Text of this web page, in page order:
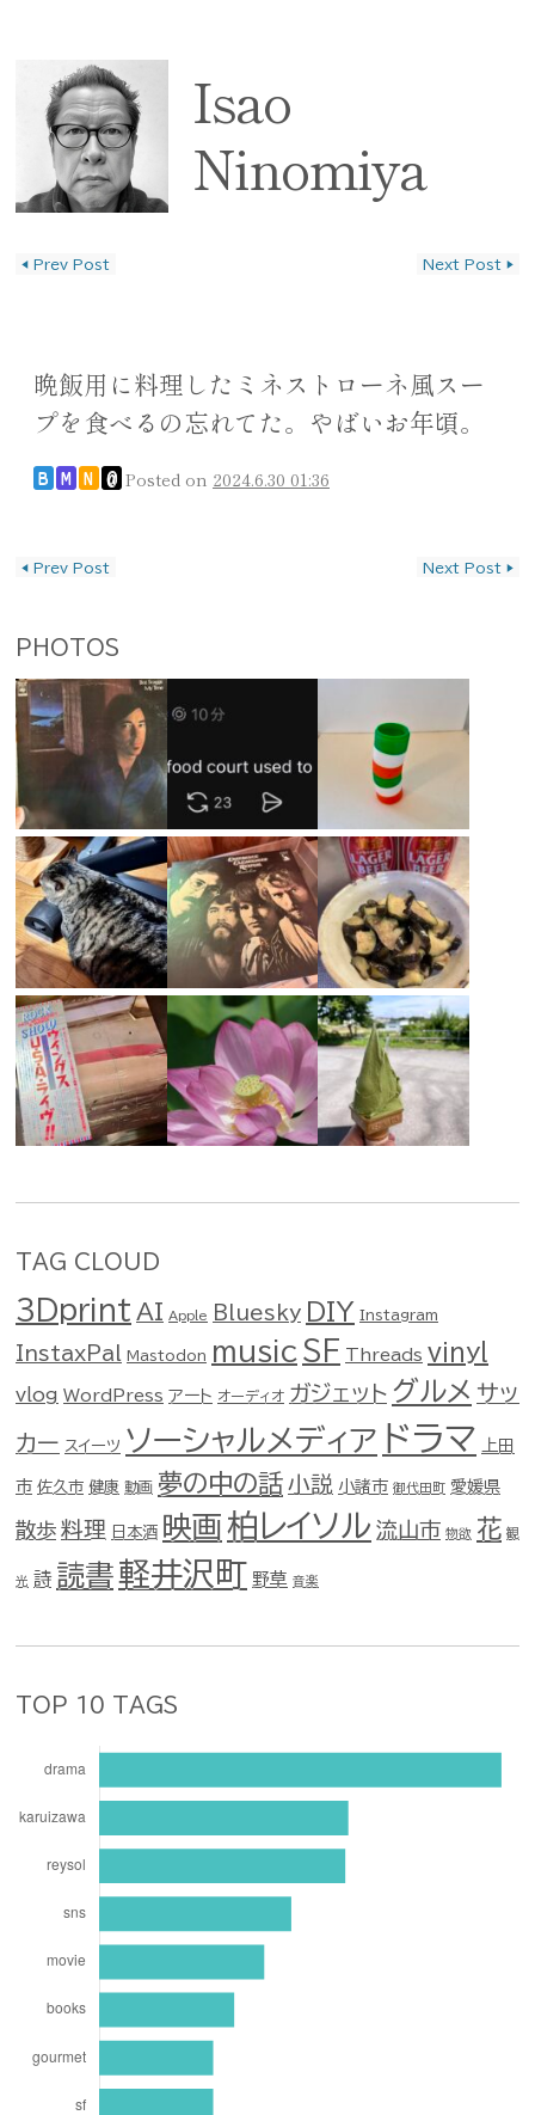
Isao
Ninomiya
◀ Prev Post Next Post ▶
晩飯用に料理したミネストローネ風スー
プを食べるの忘れてた。やばいお年頃。
B M N @ Posted on 2024.6.30 01:36
◀ Prev Post Next Post ▶
PHOTOS
TAG CLOUD
3Dprint AI Apple Bluesky DIY Instagram
InstaxPal Mastodon music SF Threads vinyl
vlog WordPress アート オーディオ ガジェット グルメ サッ
カー スイーツ ソーシャルメディア ドラマ 上田
市 佐久市 健康 動画 夢の中の話 小説 小諸市 御代田町 愛媛県
散歩 料理 日本酒 映画 柏レイソル 流山市 物欲 花 観
光 詩 読書軽井沢町 野草 音楽
TOP 10 TAGS